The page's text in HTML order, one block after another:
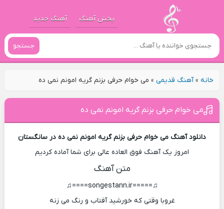
پخش آهنگ آهنگ جدید
جستجو
خانه»آهنگ قدیمی» می خوام حرفی بزنم گریه امونم نمی ده
می خوام حرفی بزنم گریه امونم نمی ده
دانلود آهنگ می خوام حرفی بزنم گریه امونم نمی ده در سانگستان
امروز یک آهنگ فوق العاده عالی برای شما آماده کردیم
متن آهنگ
♫=====songestann.ir====♫
غروبا وقتی که خورشید آفتاب و رنگ می زنه